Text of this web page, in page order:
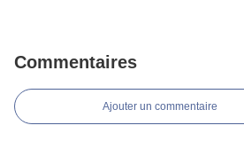
Commentaires
Ajouter un commentaire